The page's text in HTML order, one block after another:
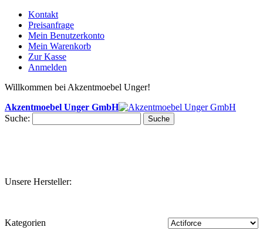
Kontakt
Preisanfrage
Mein Benutzerkonto
Mein Warenkorb
Zur Kasse
Anmelden
Willkommen bei Akzentmoebel Unger!
Akzentmoebel Unger GmbH
Suche:
Suche
Unsere Hersteller:
Kategorien